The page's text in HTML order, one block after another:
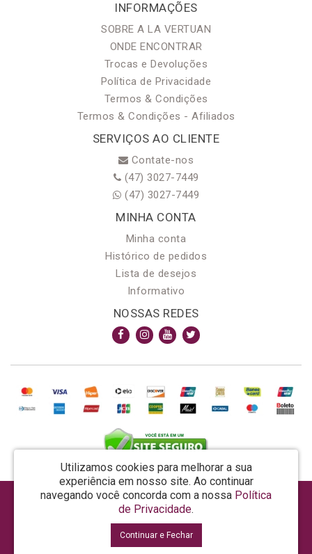
INFORMAÇÕES
SOBRE A LA VERTUAN
ONDE ENCONTRAR
Trocas e Devoluções
Política de Privacidade
Termos & Condições
Termos & Condições - Afiliados
SERVIÇOS AO CLIENTE
Contate-nos
(47) 3027-7449
(47) 3027-7449
MINHA CONTA
Minha conta
Histórico de pedidos
Lista de desejos
Informativo
NOSSAS REDES
Utilizamos cookies para melhorar a sua
experiência em nosso site. Ao continuar
navegando você concorda com a nossa Política
de Privacidade.
Continuar e Fechar
AROMA & MAGIA MANUF DE PROD COSMECEUTICOS LTDA EPP - CNPJ: 81.362.295/0001-48
La Vertuan © 2026